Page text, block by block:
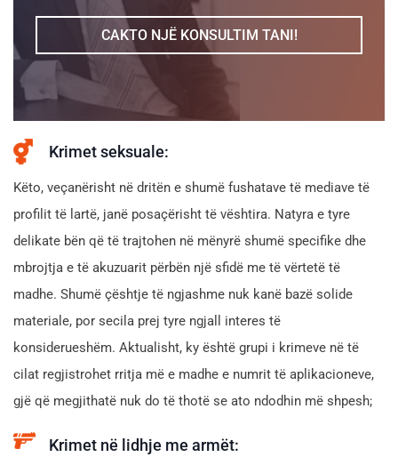
CAKTO NJË KONSULTIM TANI!
Krimet seksuale:
Këto, veçanërisht në dritën e shumë fushatave të mediave të
profilit të lartë, janë posaçërisht të vështira. Natyra e tyre
delikate bën që të trajtohen në mënyrë shumë specifike dhe
mbrojtja e të akuzuarit përbën një sfidë me të vërtetë të
madhe. Shumë çështje të ngjashme nuk kanë bazë solide
materiale, por secila prej tyre ngjall interes të
konsiderueshëm. Aktualisht, ky është grupi i krimeve në të
cilat regjistrohet rritja më e madhe e numrit të aplikacioneve,
gjë që megjithatë nuk do të thotë se ato ndodhin më shpesh;
Krimet në lidhje me armët: